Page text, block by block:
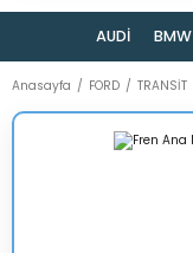
AUDİ BMW
Anasayfa FORD TRANSİT